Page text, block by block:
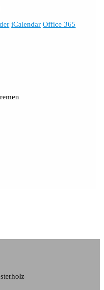
iCalendar Office 365